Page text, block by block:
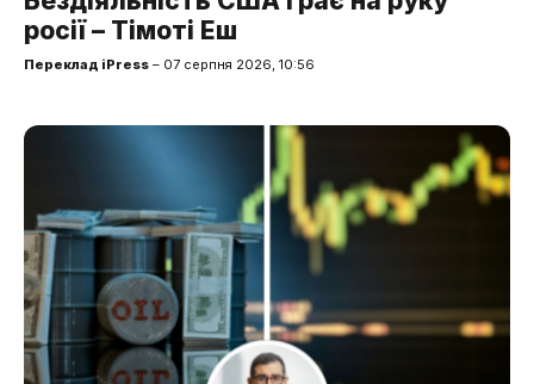
росії – Тімоті Еш
Переклад iPress – 07 серпня 2026, 10:56